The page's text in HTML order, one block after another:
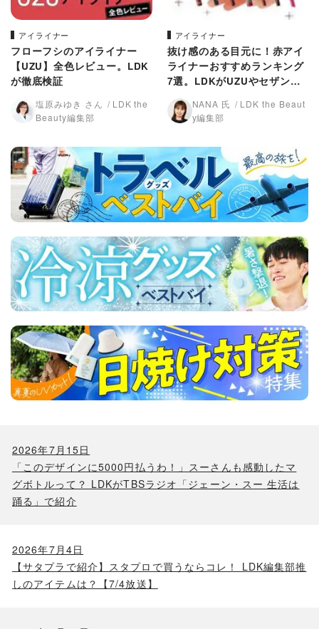
アイライナー
フローフシのアイライナー
【UZU】全色レビュー。LDK
が徹底検証
塩原みゆき さん
LDK the
Beauty編集部
アイライナー
抜け感のある目元に！赤アイ
ライナーおすすめランキング
7選。LDKがUZUやセザンヌ
など人気ブランドを徹底比
較！
NANA 氏
LDK the Beaut
y編集部
2026年7月15日
「このデザインに5000円払うわ！」スーさんも感動したマ
グボトルって？ LDKがTBSラジオ「ジェーン・スー 生活は
踊る」で紹介
2026年7月4日
【サタプラで紹介】スタプロで買うならコレ！ LDK編集部推
しのアイテムは？【7/4放送】